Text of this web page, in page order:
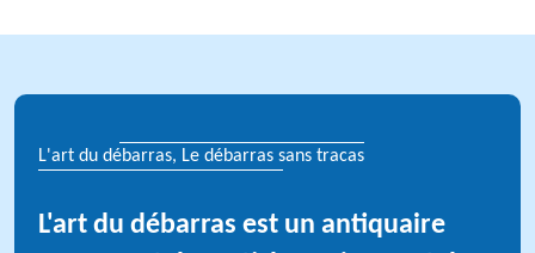
L'art du débarras, Le débarras sans tracas
L'art du débarras est un antiquaire